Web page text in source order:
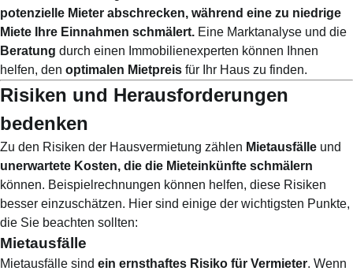
potenzielle Mieter abschrecken, während eine zu niedrige
Miete Ihre Einnahmen schmälert. Eine Marktanalyse und die
Beratung durch einen Immobilienexperten können Ihnen
helfen, den optimalen Mietpreis für Ihr Haus zu finden.
Risiken und Herausforderungen
bedenken
Zu den Risiken der Hausvermietung zählen Mietausfälle und
unerwartete Kosten, die die Mieteinkünfte schmälern
können. Beispielrechnungen können helfen, diese Risiken
besser einzuschätzen. Hier sind einige der wichtigsten Punkte,
die Sie beachten sollten:
Mietausfälle
Mietausfälle sind ein ernsthaftes Risiko für Vermieter. Wenn